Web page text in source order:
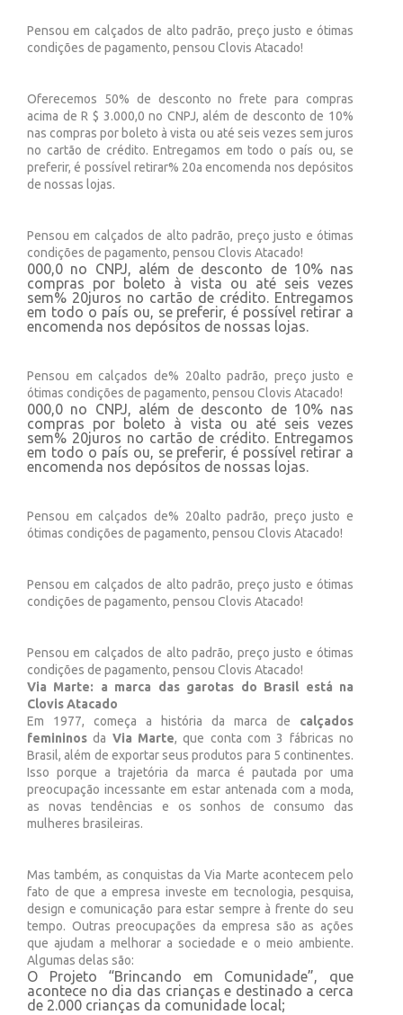
Pensou em calçados de alto padrão, preço justo e ótimas
condições de pagamento, pensou Clovis Atacado!
Oferecemos 50% de desconto no frete para compras
acima de R $ 3.000,0 no CNPJ, além de desconto de 10%
nas compras por boleto à vista ou até seis vezes sem juros
no cartão de crédito. Entregamos em todo o país ou, se
preferir, é possível retirar% 20a encomenda nos depósitos
de nossas lojas.
Pensou em calçados de alto padrão, preço justo e ótimas
condições de pagamento, pensou Clovis Atacado!
000,0 no CNPJ, além de desconto de 10% nas
compras por boleto à vista ou até seis vezes
sem% 20juros no cartão de crédito. Entregamos
em todo o país ou, se preferir, é possível retirar a
encomenda nos depósitos de nossas lojas.
Pensou em calçados de% 20alto padrão, preço justo e
ótimas condições de pagamento, pensou Clovis Atacado!
000,0 no CNPJ, além de desconto de 10% nas
compras por boleto à vista ou até seis vezes
sem% 20juros no cartão de crédito. Entregamos
em todo o país ou, se preferir, é possível retirar a
encomenda nos depósitos de nossas lojas.
Pensou em calçados de% 20alto padrão, preço justo e
ótimas condições de pagamento, pensou Clovis Atacado!
Pensou em calçados de alto padrão, preço justo e ótimas
condições de pagamento, pensou Clovis Atacado!
Pensou em calçados de alto padrão, preço justo e ótimas
condições de pagamento, pensou Clovis Atacado!
Via Marte: a marca das garotas do Brasil está na
Clovis Atacado
Em 1977, começa a história da marca de calçados
femininosda Via Marte, que conta com 3 fábricas no
Brasil, além de exportar seus produtos para 5 continentes.
Isso porque a trajetória da marca é pautada por uma
preocupação incessante em estar antenada com a moda,
as novas tendências e os sonhos de consumo das
mulheres brasileiras.
Mas também, as conquistas da Via Marte acontecem pelo
fato de que a empresa investe em tecnologia, pesquisa,
design e comunicação para estar sempre à frente do seu
tempo. Outras preocupações da empresa são as ações
que ajudam a melhorar a sociedade e o meio ambiente.
Algumas delas são:
O Projeto “Brincando em Comunidade”, que
acontece no dia das crianças e destinado a cerca
de 2.000 crianças da comunidade local;